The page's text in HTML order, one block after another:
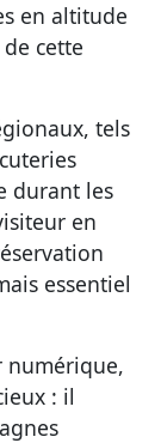
en altitude
cette
tels
durant les
en
essentiel
numérique,
: il